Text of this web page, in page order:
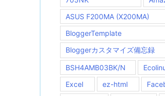
ASUS F200MA (X200MA)
BloggerTemplate
Bloggerカスタマイズ備忘録
BSH4AMB03BK/N
Excel
ez-html